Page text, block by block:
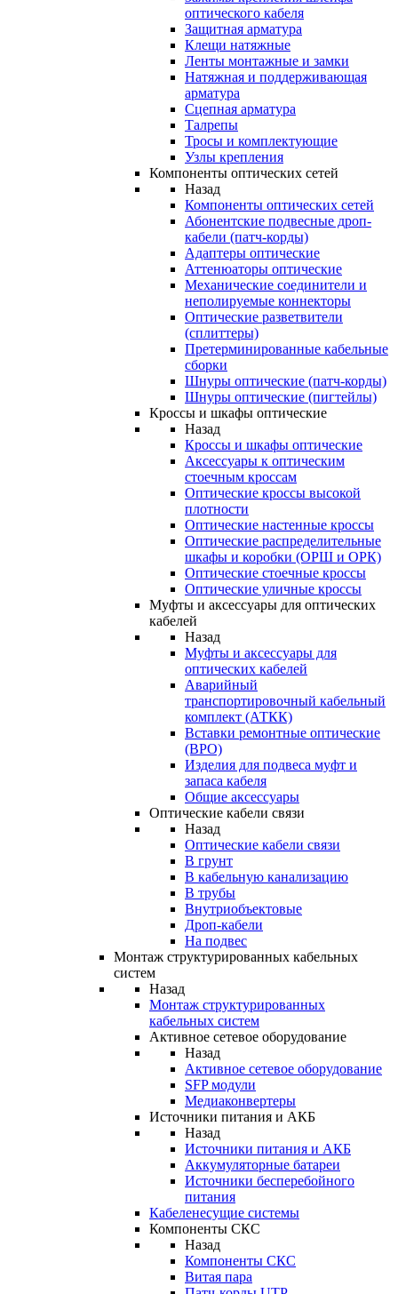
оптического кабеля
Защитная арматура
Клещи натяжные
Ленты монтажные и замки
Натяжная и поддерживающая
арматура
Сцепная арматура
Талрепы
Тросы и комплектующие
Узлы крепления
Компоненты оптических сетей
Назад
Компоненты оптических сетей
Абонентские подвесные дроп-
кабели (патч-корды)
Адаптеры оптические
Аттенюаторы оптические
Механические соединители и
неполируемые коннекторы
Оптические разветвители
(сплиттеры)
Претерминированные кабельные
сборки
Шнуры оптические (патч-корды)
Шнуры оптические (пигтейлы)
Кроссы и шкафы оптические
Назад
Кроссы и шкафы оптические
Аксессуары к оптическим
стоечным кроссам
Оптические кроссы высокой
плотности
Оптические настенные кроссы
Оптические распределительные
шкафы и коробки (ОРШ и ОРК)
Оптические стоечные кроссы
Оптические уличные кроссы
Муфты и аксессуары для оптических
кабелей
Назад
Муфты и аксессуары для
оптических кабелей
Аварийный
транспортировочный кабельный
комплект (АТКК)
Вставки ремонтные оптические
(ВРО)
Изделия для подвеса муфт и
запаса кабеля
Общие аксессуары
Оптические кабели связи
Назад
Оптические кабели связи
В грунт
В кабельную канализацию
В трубы
Внутриобъектовые
Дроп-кабели
На подвес
Монтаж структурированных кабельных
систем
Назад
Монтаж структурированных
кабельных систем
Активное сетевое оборудование
Назад
Активное сетевое оборудование
SFP модули
Медиаконвертеры
Источники питания и АКБ
Назад
Источники питания и АКБ
Аккумуляторные батареи
Источники бесперебойного
питания
Кабеленесущие системы
Компоненты СКС
Назад
Компоненты СКС
Витая пара